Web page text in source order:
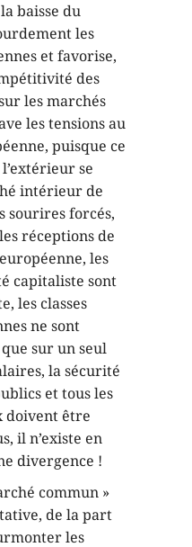
baisse du
les
et favorise,
des
les marchés
les tensions au
puisque ce
se
intérieur de
sourires forcés,
réceptions de
les
capitaliste sont
les classes
ne sont
sur un seul
la sécurité
et tous les
doivent être
il n’existe en
divergence !
commun »
de la part
les